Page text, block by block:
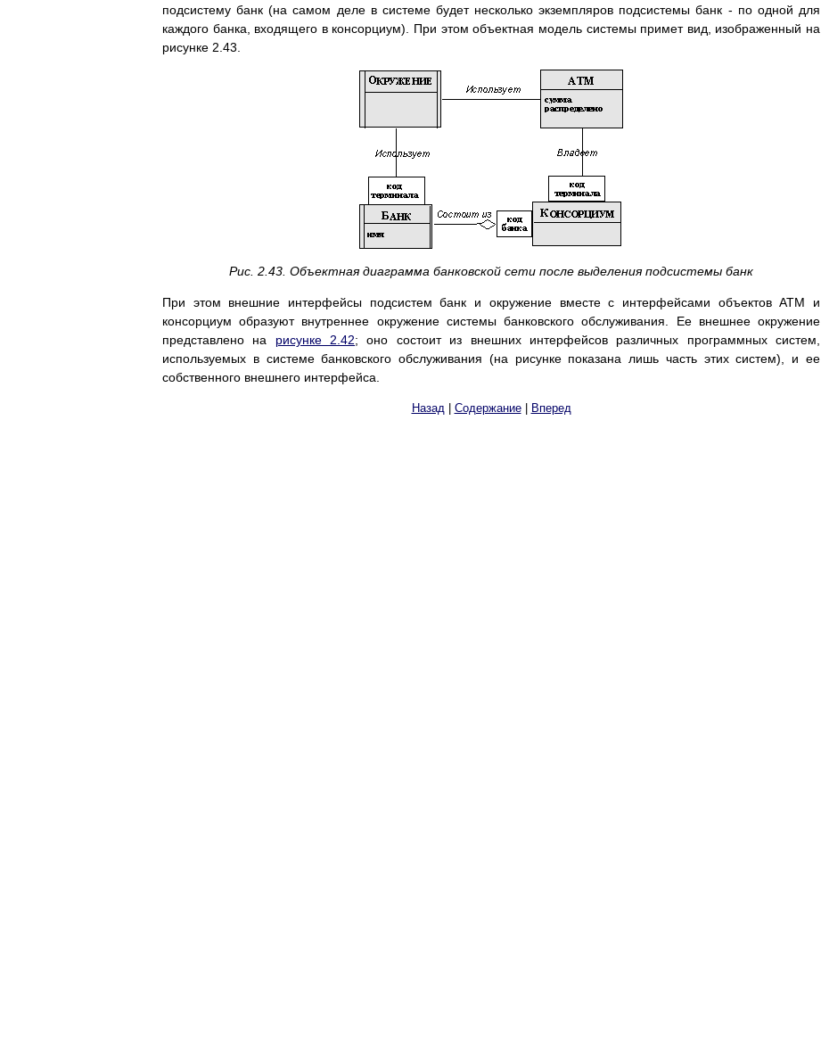
подсистему банк (на самом деле в системе будет несколько экземпляров подсистемы банк - по одной для
каждого банка, входящего в консорциум). При этом объектная модель системы примет вид, изображенный на
рисунке 2.43.
Рис. 2.43. Объектная диаграмма банковской сети после выделения подсистемы банк
При этом внешние интерфейсы подсистем банк и окружение вместе с интерфейсами объектов ATM и
консорциум образуют внутреннее окружение системы банковского обслуживания. Ее внешнее окружение
представлено на рисунке 2.42; оно состоит из внешних интерфейсов различных программных систем,
используемых в системе банковского обслуживания (на рисунке показана лишь часть этих систем), и ее
собственного внешнего интерфейса.
Назад| Содержание| Вперед